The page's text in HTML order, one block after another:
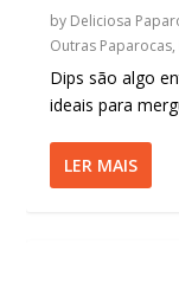
by Deliciosa
Outras Paparocas,
Dips são algo
ideais para
LER MAIS